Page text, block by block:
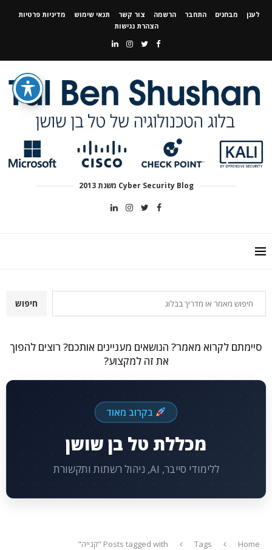
לענן מבחנים התחבר הרשמה צור קשר תנאי שימוש
מדיניות פרטיות
הצהרת נגישות
Cyber Security Blog משנת 2013
חיפוש
סיימתם לקרוא מאמר? הנושאים מעניינים אותכם? רוצים להפוך
את זה למקצוע?
בקרוב מאוד
מכללת טל בן שושן
ללימודי סייבר, AI, ניהול רשתות ותקשורת
Home
Tags Posts tagged with "קנייה"